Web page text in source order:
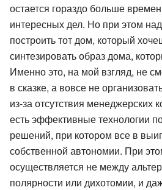
остается гораздо больше
интересных дел. Но при этом
построить тот дом, который
синтезировать образ дома,
Именно это, на мой взгляд, не
в сказке, а вовсе не
из-за отсутствия менеджерских
есть эффективные технологии
решений, при котором все в
собственной автономии. При
осуществляется не между
полярности или дихотомии, и